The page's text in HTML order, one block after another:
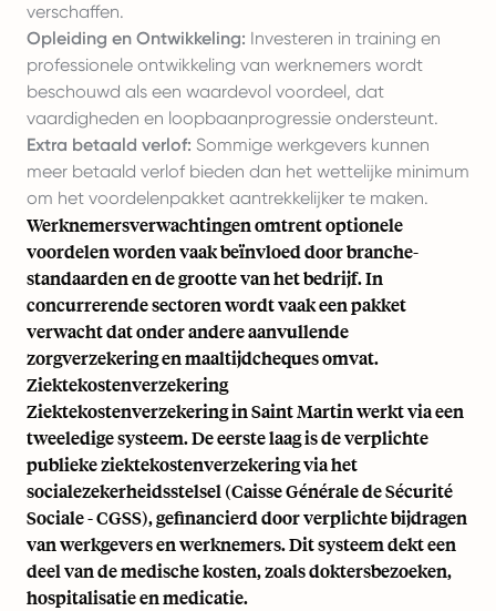
verschaffen.
Opleiding en Ontwikkeling: Investeren in training en
professionele ontwikkeling van werknemers wordt
beschouwd als een waardevol voordeel, dat
vaardigheden en loopbaanprogressie ondersteunt.
Extra betaald verlof: Sommige werkgevers kunnen
meer betaald verlof bieden dan het wettelijke minimum
om het voordelenpakket aantrekkelijker te maken.
Werknemersverwachtingen omtrent optionele
voordelen worden vaak beïnvloed door branche-
standaarden en de grootte van het bedrijf. In
concurrerende sectoren wordt vaak een pakket
verwacht dat onder andere aanvullende
zorgverzekering en maaltijdcheques omvat.
Ziektekostenverzekering
Ziektekostenverzekering in Saint Martin werkt via een
tweeledige systeem. De eerste laag is de verplichte
publieke ziektekostenverzekering via het
socialezekerheidsstelsel (Caisse Générale de Sécurité
Sociale - CGSS), gefinancierd door verplichte bijdragen
van werkgevers en werknemers. Dit systeem dekt een
deel van de medische kosten, zoals doktersbezoeken,
hospitalisatie en medicatie.